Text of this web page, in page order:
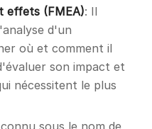
effets (FMEA): Il
d'un
où et comment il
son impact et
nécessitent le plus
sous le nom de